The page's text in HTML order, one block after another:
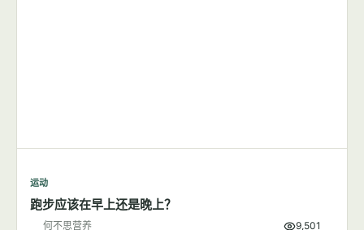
运动
跑步应该在早上还是晚上？
何不思营养 9,501